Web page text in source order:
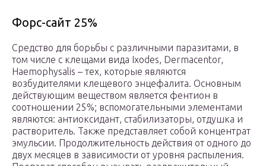
Форс-сайт 25%
Средство для борьбы с различными паразитами, в
том числе с клещами вида Ixodes, Dermacentor,
Haemophysalis – тех, которые являются
возбудителями клещевого энцефалита. Основным
действующим веществом является фентион в
соотношении 25%; вспомогательными элементами
являются: антиоксидант, стабилизаторы, отдушка и
растворитель. Также представляет собой концентрат
эмульсии. Продолжительность действия от одного до
двух месяцев в зависимости от уровня распыления.